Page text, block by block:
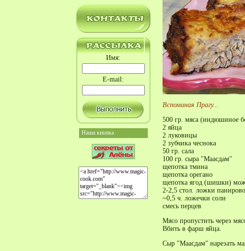
Имя:
E-mail:
Наша кнопка
Вспоминая Прагу...
500 гр. мяса (индюшиное
2 яйца
2 луковицы
2 зубчика чеснока
50 гр. сала
100 гр. сыра "Маасдам"
щепотка тмина
щепотка орегано
щепотка ягод (шишки)
2-2,5 стол. ложки
~0,5 ч. ложечки соли
смесь перцев
Мясо пропустить через
Вбить в фарш яйца.
Сыр "Маасдам" нарезать